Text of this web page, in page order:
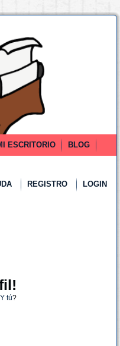
ESCRITORIO
BLOG
REGISTRO LOGIN
Y tú?